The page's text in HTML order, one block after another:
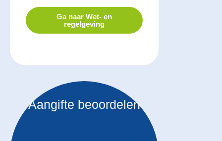
Ga naar Wet- en
regelgeving
Aangifte beoordelen